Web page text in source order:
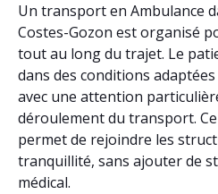
Un transport en Ambulance
Costes-Gozon est organisé
tout au long du trajet. Le
dans des conditions
avec une attention
déroulement du transport.
permet de rejoindre les
tranquillité, sans ajouter de
médical.